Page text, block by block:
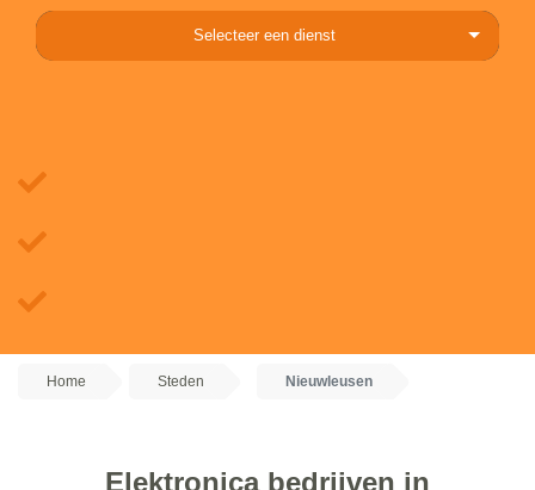
Selecteer een dienst
Home Steden Nieuwleusen
Elektronica bedrijven in